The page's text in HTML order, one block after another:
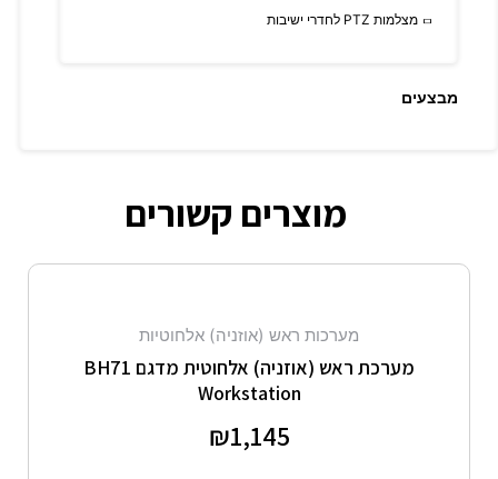
מצלמות PTZ לחדרי ישיבות
מבצעים
מוצרים קשורים
מערכות ראש (אוזניה) אלחוטיות
מערכת ראש (אוזניה) אלחוטית מדגם BH71
Workstation
₪1,145